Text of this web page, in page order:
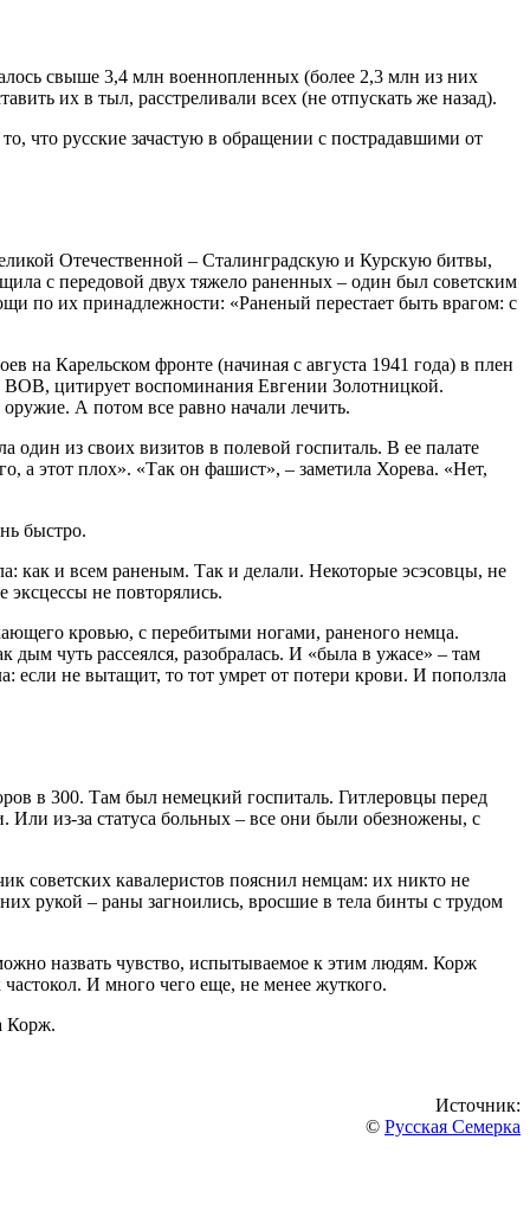
свыше 3,4 млн военнопленных (более 2,3 млн из них
их в тыл, расстреливали всех (не отпускать же назад).
что русские зачастую в обращении с пострадавшими от
Отечественной – Сталинградскую и Курскую битвы,
с передовой двух тяжело раненных – один был советским
по их принадлежности: «Раненый перестает быть врагом: с
Карельском фронте (начиная с августа 1941 года) в плен
цитирует воспоминания Евгении Золотницкой.
А потом все равно начали лечить.
один из своих визитов в полевой госпиталь. В ее палате
а этот плох». «Так он фашист», – заметила Хорева. «Нет,
быстро.
как и всем раненым. Так и делали. Некоторые эсэсовцы, не
не повторялись.
кровью, с перебитыми ногами, раненого немца.
чуть рассеялся, разобралась. И «была в ужасе» – там
если не вытащит, то тот умрет от потери крови. И поползла
в 300. Там был немецкий госпиталь. Гитлеровцы перед
Или из-за статуса больных – все они были обезножены, с
советских кавалеристов пояснил немцам: их никто не
рукой – раны загноились, вросшие в тела бинты с трудом
назвать чувство, испытываемое к этим людям. Корж
И много чего еще, не менее жуткого.
Корж.
Источник:
© Русская Семерка